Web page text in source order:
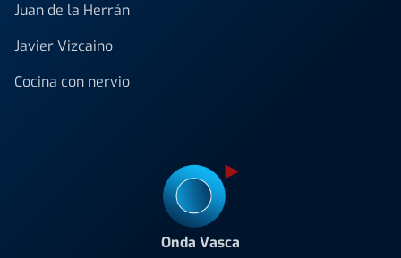
Juan de la Herrán
Javier Vizcaino
Cocina con nervio
Onda Vasca